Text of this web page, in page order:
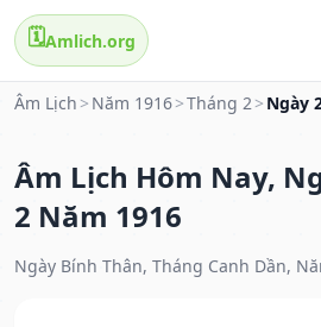
🗓️Amlich.org
Âm Lịch > Năm 1916>Tháng 2> Ngày
Âm Lịch Hôm Nay,
2 Năm 1916
Ngày Bính Thân, Tháng Canh Dần,